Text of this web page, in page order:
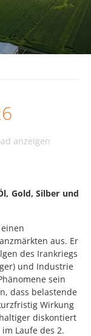
anzeigen
Gold, Silber und
aus. Er
des Irankriegs
und Industrie
sein
dass belastende
Wirkung
diskontiert
Laufe des 2.